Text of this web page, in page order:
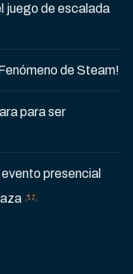
juego de escalada
de Steam!
para ser
presencial